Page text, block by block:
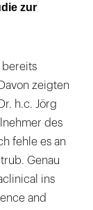
zur
bereits
zeigten
h.c. Jörg
des
fehle es an
Genau
ins
and